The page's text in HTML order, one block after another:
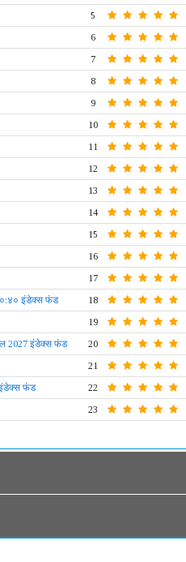
5
6
7
8
9
10
11
12
13
14
15
16
17
इंडेक्स फंड
18
19
2027 इंडेक्स फंड
20
21
इंडेक्स फंड
22
23